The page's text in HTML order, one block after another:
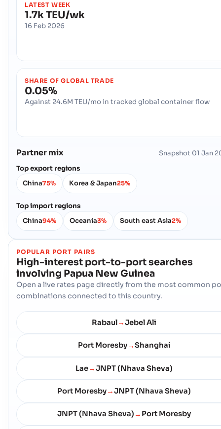
LATEST WEEK
1.7k TEU/wk
16 Feb 2026
SHARE OF GLOBAL TRADE
0.05%
Against 24.6M TEU/mo in tracked global container flow
Partner mix Snapshot 01 Jan
Top export regions
China75% Korea & Japan25%
Top import regions
China94% Oceania3% South east Asia2%
POPULAR PORT PAIRS
High-interest port-to-port searches
involving Papua New Guinea
Open a live rates page directly from the most common
combinations connected to this country.
Rabaul→Jebel Ali
Port Moresby→Shanghai
Lae→JNPT (Nhava Sheva)
Port Moresby→JNPT (Nhava Sheva)
JNPT (Nhava Sheva) → Port Moresby